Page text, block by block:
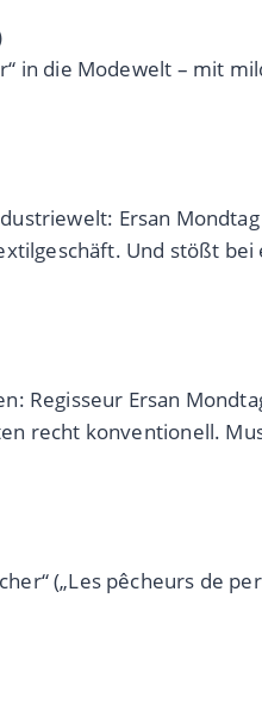
in die Modewelt – mit
Ersan
Und stößt
Regisseur Ersan
recht konventionell.
(„Les pêcheurs de